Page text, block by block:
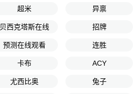
超米 异禀
贝西克塔斯在线 招牌
预测在线观看 连胜
卡布 ACY
尤西比奥 兔子